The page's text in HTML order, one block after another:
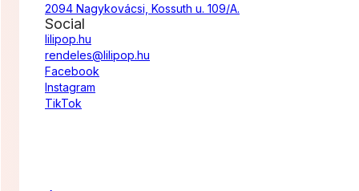
2094 Nagykovácsi, Kossuth u. 109/A.
Social
lilipop.hu
rendeles@lilipop.hu
Facebook
Instagram
TikTok